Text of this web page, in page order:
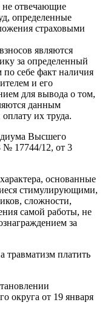
не отвечающие
определенные
страховыми
являются
за определенный
по себе факт наличия
и его
для вывода о том,
данным
их труда.
Высшего
№ 17744/12, от 3
основанные
стимулирующими,
сложности,
самой работы, не
за
травматизм платить
округа от 19 января